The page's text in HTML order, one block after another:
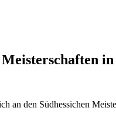
Meisterschaften
an den Südhessichen